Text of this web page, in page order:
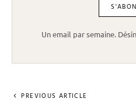
Un email par semaine.
PREVIOUS ARTICLE